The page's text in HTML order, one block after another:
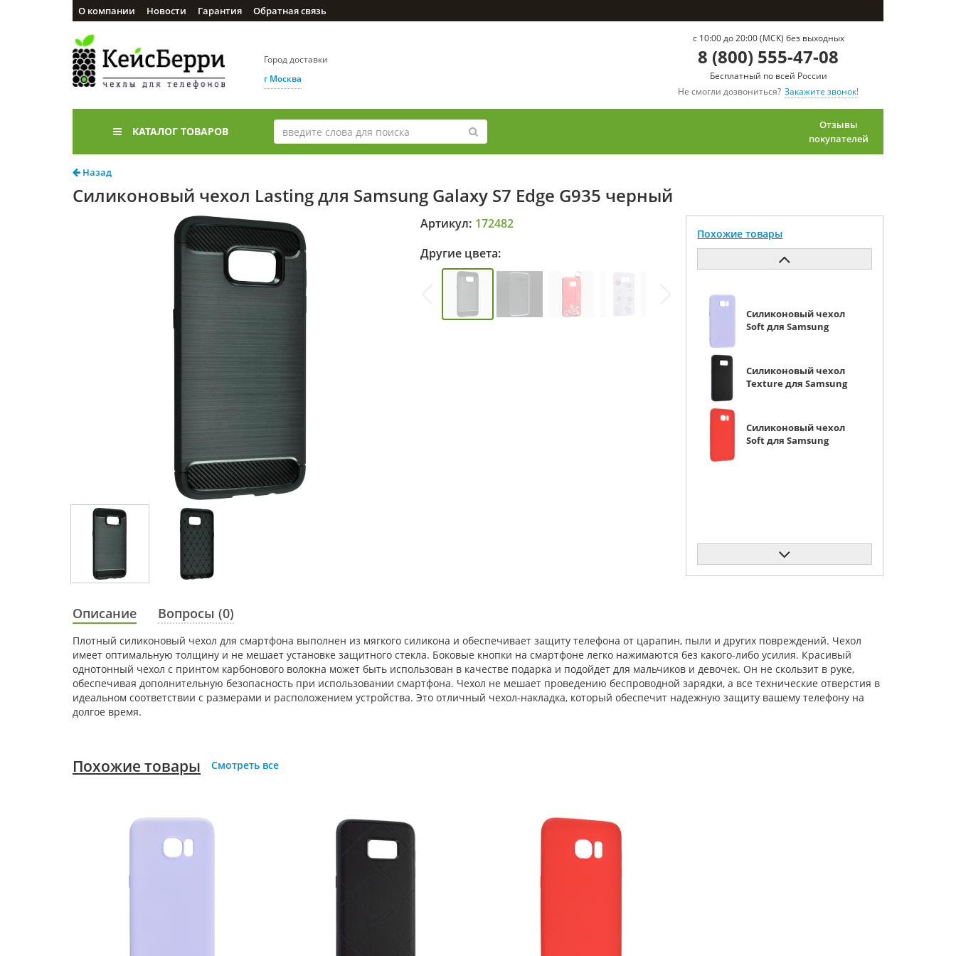
О компании Новости Гарантия Обратная связь
Город доставки
г Москва
c 10:00 до 20:00 (МСК) без выходных
8 (800) 555-47-08
Бесплатный по всей России
Не смогли дозвониться? Закажите звонок!
КАТАЛОГ ТОВАРОВ
Отзывы
покупателей
Назад
Силиконовый чехол Lasting для Samsung Galaxy S7 Edge G935 черный
Артикул: 172482
Другие цвета:
Похожие товары
Силиконовый чехол
Soft для Samsung
Силиконовый чехол
Texture для Samsung
Силиконовый чехол
Soft для Samsung
Описание Вопросы (0)
Плотный силиконовый чехол для смартфона выполнен из мягкого силикона и обеспечивает защиту телефона от царапин, пыли и других повреждений. Чехол
имеет оптимальную толщину и не мешает установке защитного стекла. Боковые кнопки на смартфоне легко нажимаются без какого-либо усилия. Красивый
однотонный чехол с принтом карбонового волокна может быть использован в качестве подарка и подойдет для мальчиков и девочек. Он не скользит в руке,
обеспечивая дополнительную безопасность при использовании смартфона. Чехол не мешает проведению беспроводной зарядки, а все технические отверстия в
идеальном соответствии с размерами и расположением устройства. Это отличный чехол-накладка, который обеспечит надежную защиту вашему телефону на
долгое время.
Похожие товары Смотреть все